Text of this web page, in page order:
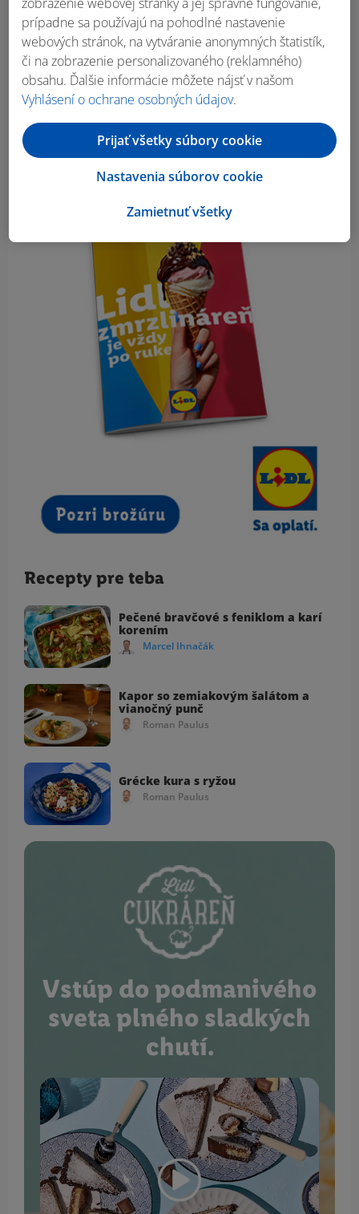
Recepty pre teba
Pečené bravčové s feniklom a karí
korením
Marcel Ihnačák
Kapor so zemiakovým šalátom a
vianočný punč
Roman Paulus
Grécke kura s ryžou
Roman Paulus
Vstúp do podmanivého
sveta plného sladkých
chutí.
prípadne sa používajú na pohodlné nastavenie
webových stránok, na vytváranie anonymných štatistík,
či na zobrazenie personalizovaného (reklamného)
obsahu. Ďalšie informácie môžete nájsť v našom
Vyhlásení o ochrane osobných údajov.
Zamietnuť všetky
Nastavenia súborov cookie
Prijať všetky súbory cookie